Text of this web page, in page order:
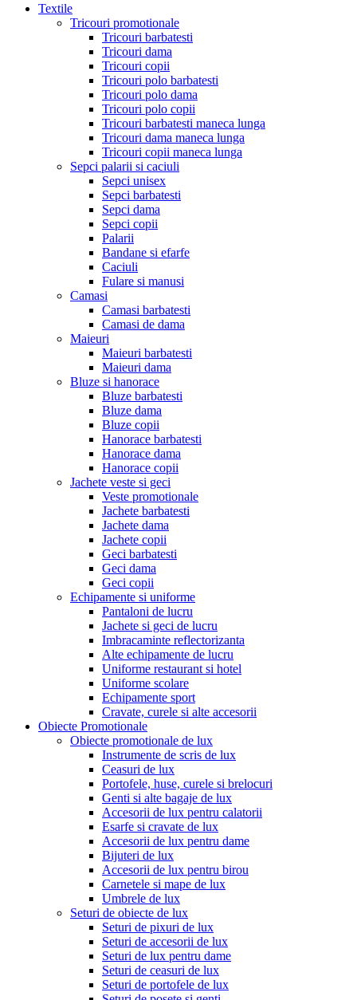
Textile
Tricouri promotionale
Tricouri barbatesti
Tricouri dama
Tricouri copii
Tricouri polo barbatesti
Tricouri polo dama
Tricouri polo copii
Tricouri barbatesti maneca lunga
Tricouri dama maneca lunga
Tricouri copii maneca lunga
Sepci palarii si caciuli
Sepci unisex
Sepci barbatesti
Sepci dama
Sepci copii
Palarii
Bandane si efarfe
Caciuli
Fulare si manusi
Camasi
Camasi barbatesti
Camasi de dama
Maieuri
Maieuri barbatesti
Maieuri dama
Bluze si hanorace
Bluze barbatesti
Bluze dama
Bluze copii
Hanorace barbatesti
Hanorace dama
Hanorace copii
Jachete veste si geci
Veste promotionale
Jachete barbatesti
Jachete dama
Jachete copii
Geci barbatesti
Geci dama
Geci copii
Echipamente si uniforme
Pantaloni de lucru
Jachete si geci de lucru
Imbracaminte reflectorizanta
Alte echipamente de lucru
Uniforme restaurant si hotel
Uniforme scolare
Echipamente sport
Cravate, curele si alte accesorii
Obiecte Promotionale
Obiecte promotionale de lux
Instrumente de scris de lux
Ceasuri de lux
Portofele, huse, curele si brelocuri
Genti si alte bagaje de lux
Accesorii de lux pentru calatorii
Esarfe si cravate de lux
Accesorii de lux pentru dame
Bijuteri de lux
Accesorii de lux pentru birou
Carnetele si mape de lux
Umbrele de lux
Seturi de obiecte de lux
Seturi de pixuri de lux
Seturi de accesorii de lux
Seturi de lux pentru dame
Seturi de ceasuri de lux
Seturi de portofele de lux